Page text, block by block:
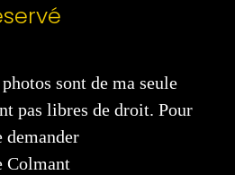
sont de ma seule
pas libres de droit. Pour
demander
Colmant